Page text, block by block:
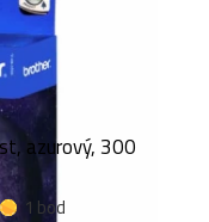
azurový, 300
1 bod